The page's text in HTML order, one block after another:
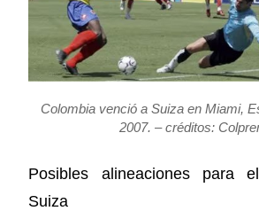
Colombia venció a Suiza en Miami,
2007. – créditos:
Posibles alineaciones para
Suiza